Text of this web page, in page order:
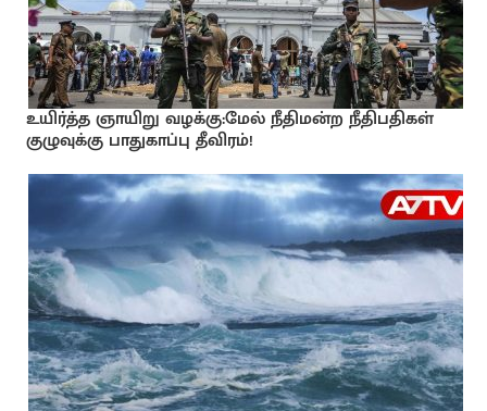
உயிர்த்த ஞாயிறு வழக்கு:மேல் நீதிமன்ற நீதிபதிகள்
குழுவுக்கு பாதுகாப்பு தீவிரம்!